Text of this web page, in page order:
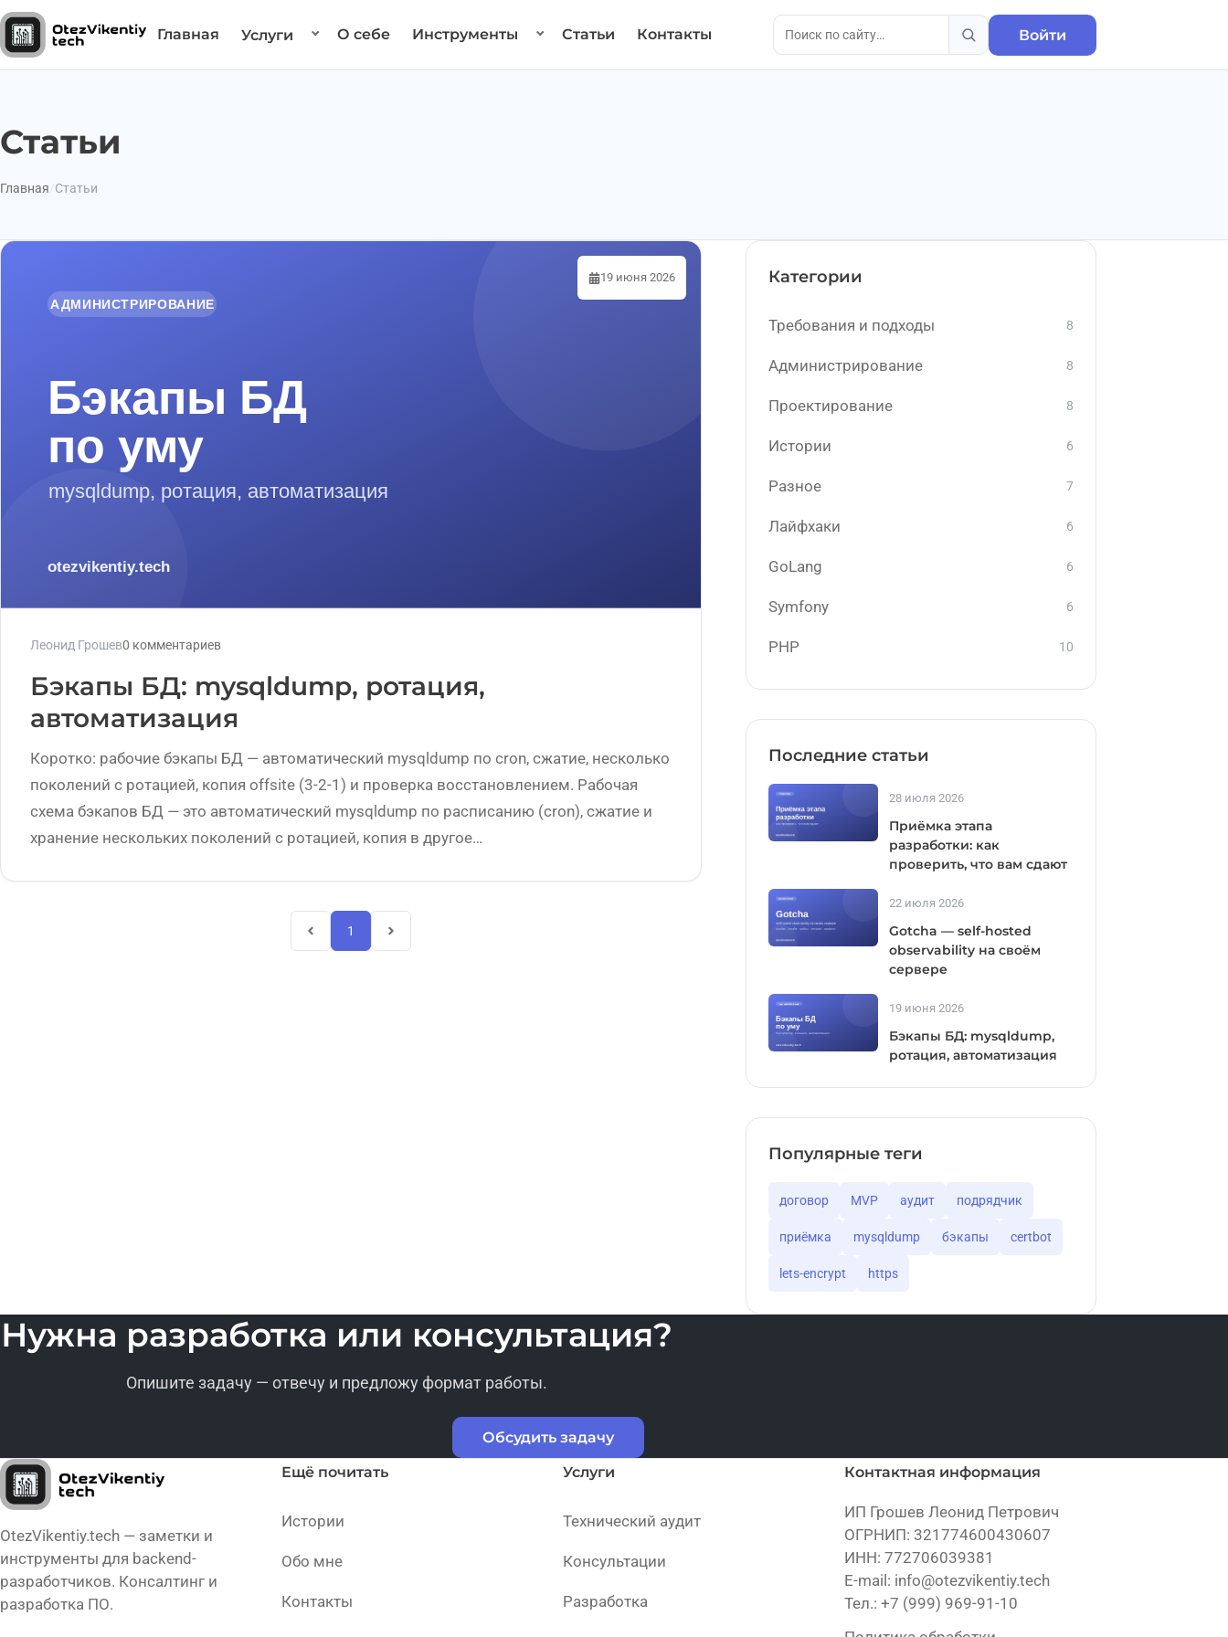
Главная Услуги О себе Инструменты Статьи Контакты Войти
Статьи
Главная Статьи
19 июня 2026
Леонид Грошев0 комментариев
Бэкапы БД: mysqldump, ротация,
автоматизация
Коротко: рабочие бэкапы БД — автоматический mysqldump по cron, сжатие, несколько
поколений с ротацией, копия offsite (3-2-1) и проверка восстановлением. Рабочая
схема бэкапов БД — это автоматический mysqldump по расписанию (cron), сжатие и
хранение нескольких поколений с ротацией, копия в другое…
1
Категории
Требования и подходы 8
Администрирование 8
Проектирование 8
Истории 6
Разное 7
Лайфхаки 6
GoLang 6
Symfony 6
PHP 10
Последние статьи
28 июля 2026
Приёмка этапа
разработки: как
проверить, что вам сдают
22 июля 2026
Gotcha — self-hosted
observability на своём
сервере
19 июня 2026
Бэкапы БД: mysqldump,
ротация, автоматизация
Популярные теги
договор MVP аудит подрядчик
приёмка mysqldump бэкапы certbot
lets-encrypt https
Нужна разработка или консультация?
Опишите задачу — отвечу и предложу формат работы.
Обсудить задачу
OtezVikentiy.tech — заметки и
инструменты для backend-
разработчиков. Консалтинг и
разработка ПО.
Ещё почитать
Истории
Обо мне
Контакты
Услуги
Технический аудит
Консультации
Разработка
Контактная информация
ИП Грошев Леонид Петрович
ОГРНИП: 321774600430607
ИНН: 772706039381
E-mail: info@otezvikentiy.tech
Тел.: +7 (999) 969-91-10